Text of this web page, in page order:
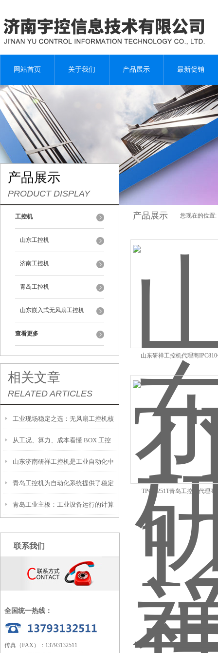
网站首页 关于我们 产品展示 最新促销
产品展示
PRODUCT DISPLAY
工控机
山东工控机
济南工控机
青岛工控机
山东嵌入式无风扇工控机
查看更多
相关文章
RELATED ARTICLES
工业现场稳定之选：无风扇工控机核
心优势与应用场景全解析
从工况、算力、成本看懂 BOX 工控
机与传统机架工控机选型
山东济南研祥工控机是工业自动化中
的核心计算设备
青岛工控机为自动化系统提供了稳定
的控制核心
青岛工业主板：工业设备运行的计算
联系我们
全国统一热线：
传真（FAX）：13793132511
产品展示 您现在的位置:
山东研祥工控机代理商
TPC-1251T青岛工控机代理商